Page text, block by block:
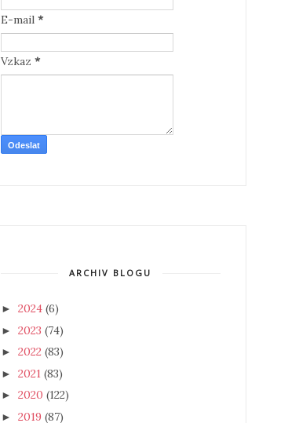
E-mail *
Vzkaz *
ARCHIV BLOGU
► 2024 (6)
► 2023 (74)
► 2022 (83)
► 2021 (83)
► 2020 (122)
► 2019 (87)